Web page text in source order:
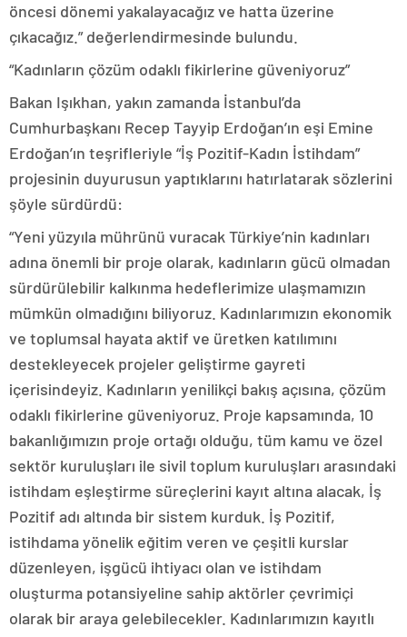
öncesi dönemi yakalayacağız ve hatta üzerine
çıkacağız.” değerlendirmesinde bulundu.
“Kadınların çözüm odaklı fikirlerine güveniyoruz”
Bakan Işıkhan, yakın zamanda İstanbul’da
Cumhurbaşkanı Recep Tayyip Erdoğan’ın eşi Emine
Erdoğan’ın teşrifleriyle “İş Pozitif-Kadın İstihdam”
projesinin duyurusun yaptıklarını hatırlatarak sözlerini
şöyle sürdürdü:
“Yeni yüzyıla mührünü vuracak Türkiye’nin kadınları
adına önemli bir proje olarak, kadınların gücü olmadan
sürdürülebilir kalkınma hedeflerimize ulaşmamızın
mümkün olmadığını biliyoruz. Kadınlarımızın ekonomik
ve toplumsal hayata aktif ve üretken katılımını
destekleyecek projeler geliştirme gayreti
içerisindeyiz. Kadınların yenilikçi bakış açısına, çözüm
odaklı fikirlerine güveniyoruz. Proje kapsamında, 10
bakanlığımızın proje ortağı olduğu, tüm kamu ve özel
sektör kuruluşları ile sivil toplum kuruluşları arasındaki
istihdam eşleştirme süreçlerini kayıt altına alacak, İş
Pozitif adı altında bir sistem kurduk. İş Pozitif,
istihdama yönelik eğitim veren ve çeşitli kurslar
düzenleyen, işgücü ihtiyacı olan ve istihdam
oluşturma potansiyeline sahip aktörler çevrimiçi
olarak bir araya gelebilecekler. Kadınlarımızın kayıtlı